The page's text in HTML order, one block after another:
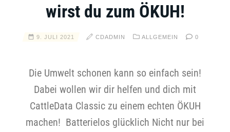
wirst du zum ÖKUH!
9. JULI 2021 CDADMIN ALLGEMEIN 0
Die Umwelt schonen kann so einfach sein!
Dabei wollen wir dir helfen und dich mit
CattleData Classic zu einem echten ÖKUH
machen! Batterielos glücklich Nicht nur bei